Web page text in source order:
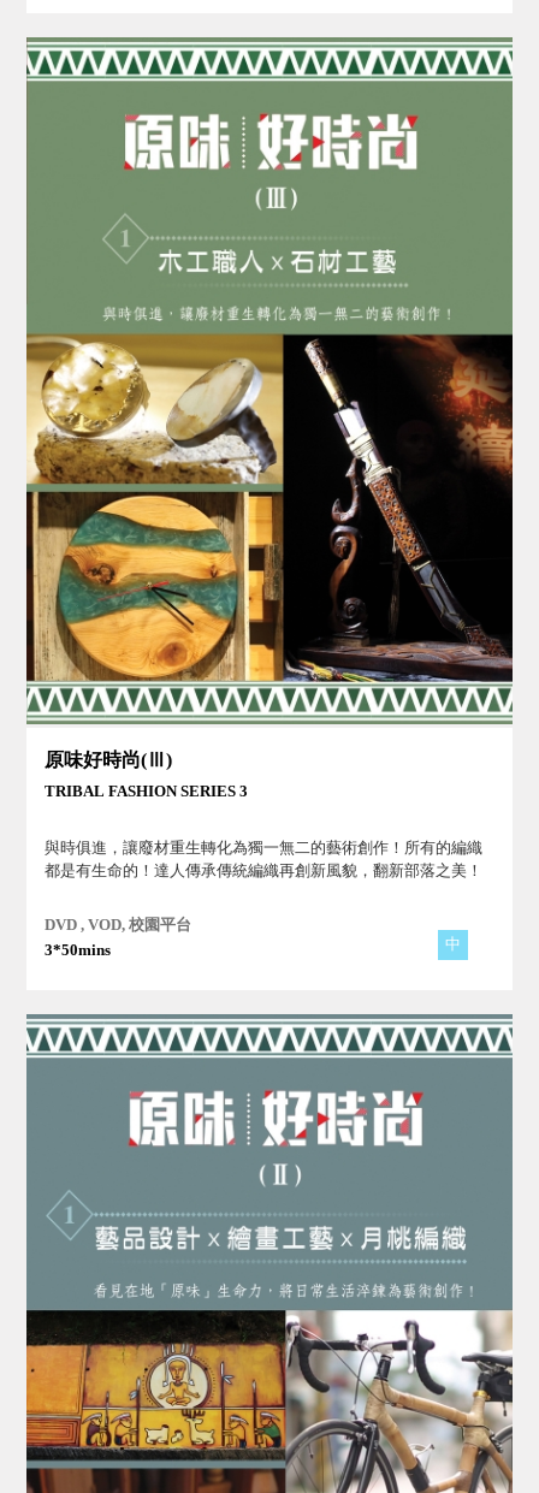
原味好時尚(Ⅲ)
TRIBAL FASHION SERIES 3
與時俱進，讓廢材重生轉化為獨一無二的藝術創作！所有的編織
都是有生命的！達人傳承傳統編織再創新風貌，翻新部落之美！
DVD , VOD, 校園平台
3*50mins
中